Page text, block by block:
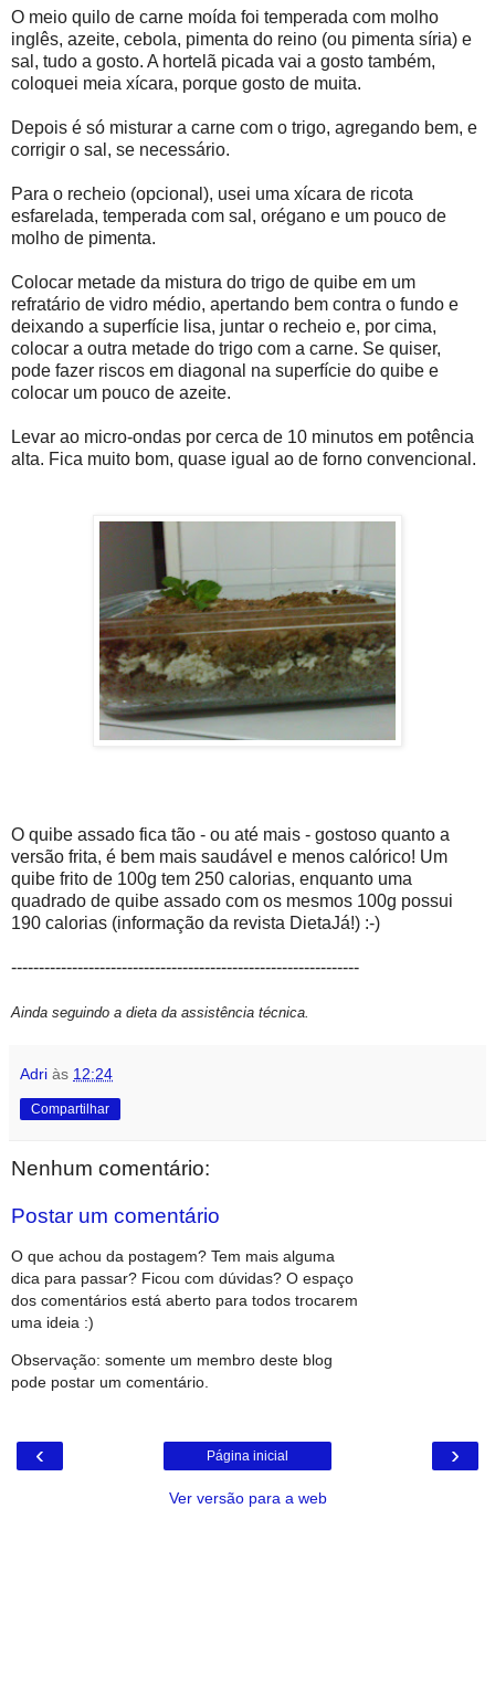
O meio quilo de carne moída foi temperada com molho
inglês, azeite, cebola, pimenta do reino (ou pimenta síria) e
sal, tudo a gosto. A hortelã picada vai a gosto também,
coloquei meia xícara, porque gosto de muita.
Depois é só misturar a carne com o trigo, agregando bem, e
corrigir o sal, se necessário.
Para o recheio (opcional), usei uma xícara de ricota
esfarelada, temperada com sal, orégano e um pouco de
molho de pimenta.
Colocar metade da mistura do trigo de quibe em um
refratário de vidro médio, apertando bem contra o fundo e
deixando a superfície lisa, juntar o recheio e, por cima,
colocar a outra metade do trigo com a carne. Se quiser,
pode fazer riscos em diagonal na superfície do quibe e
colocar um pouco de azeite.
Levar ao micro-ondas por cerca de 10 minutos em potência
alta. Fica muito bom, quase igual ao de forno convencional.
O quibe assado fica tão - ou até mais - gostoso quanto a
versão frita, é bem mais saudável e menos calórico! Um
quibe frito de 100g tem 250 calorias, enquanto uma
quadrado de quibe assado com os mesmos 100g possui
190 calorias (informação da revista DietaJá!) :-)
---------------------------------------------------------------
Ainda seguindo a dieta da assistência técnica.
Adri às 12:24
Compartilhar
Nenhum comentário:
Postar um comentário
O que achou da postagem? Tem mais alguma
dica para passar? Ficou com dúvidas? O espaço
dos comentários está aberto para todos trocarem
uma ideia :)
Observação: somente um membro deste blog
pode postar um comentário.
‹ ›
Página inicial
Ver versão para a web